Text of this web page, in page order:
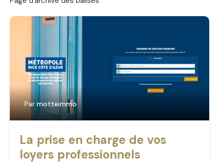
Par motteimmo
La prise en charge de vos
loyers professionnels